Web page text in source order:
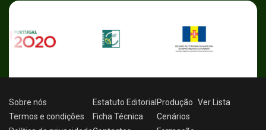
Sobre nós
Termos e condições
Estatuto Editorial
Ficha Técnica
Produção
Cenários
Ver Lista